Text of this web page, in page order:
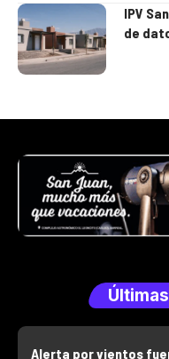
IPV
de
Alerta por vientos